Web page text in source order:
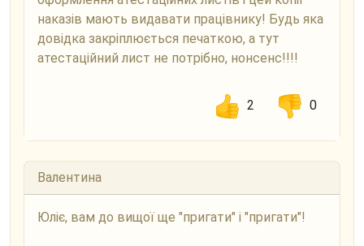
наказів мають видавати працівнику! Будь яка
довідка закріплюється печаткою, а тут
атестаційний лист не потрібно, нонсенс!!!!
2 0
Валентина
Юліє, вам до вищої ще "пригати" і "пригати"!